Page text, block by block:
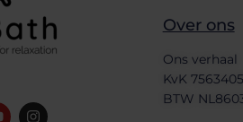
Over ons
Ons verhaal
KvK
BTW